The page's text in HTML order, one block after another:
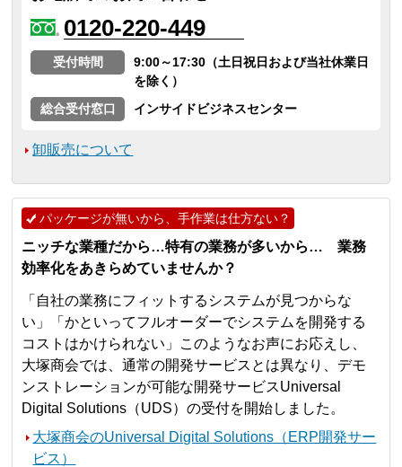
0120-220-449
受付時間
9:00～17:30（土日祝日および当社休業日
を除く）
総合受付窓口
インサイドビジネスセンター
卸販売について
パッケージが無いから、手作業は仕方ない？
ニッチな業種だから…特有の業務が多いから… 業務
効率化をあきらめていませんか？
「自社の業務にフィットするシステムが見つからな
い」「かといってフルオーダーでシステムを開発する
コストはかけられない」このようなお声にお応えし、
大塚商会では、通常の開発サービスとは異なり、デモ
ンストレーションが可能な開発サービスUniversal
Digital Solutions（UDS）の受付を開始しました。
大塚商会のUniversal Digital Solutions（ERP開発サー
ビス）